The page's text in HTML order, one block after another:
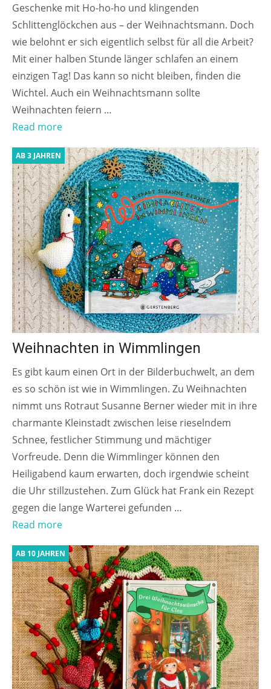
Geschenke mit Ho-ho-ho und klingenden
Schlittenglöckchen aus – der Weihnachtsmann. Doch
wie belohnt er sich eigentlich selbst für all die Arbeit?
Mit einer halben Stunde länger schlafen an einem
einzigen Tag! Das kann so nicht bleiben, finden die
Wichtel. Auch ein Weihnachtsmann sollte
Weihnachten feiern …
Read more
AB 3 JAHREN
Weihnachten in Wimmlingen
Es gibt kaum einen Ort in der Bilderbuchwelt, an dem
es so schön ist wie in Wimmlingen. Zu Weihnachten
nimmt uns Rotraut Susanne Berner wieder mit in ihre
charmante Kleinstadt zwischen leise rieselndem
Schnee, festlicher Stimmung und mächtiger
Vorfreude. Denn die Wimmlinger können den
Heiligabend kaum erwarten, doch irgendwie scheint
die Uhr stillzustehen. Zum Glück hat Frank ein Rezept
gegen die lange Warterei gefunden …
Read more
AB 10 JAHREN